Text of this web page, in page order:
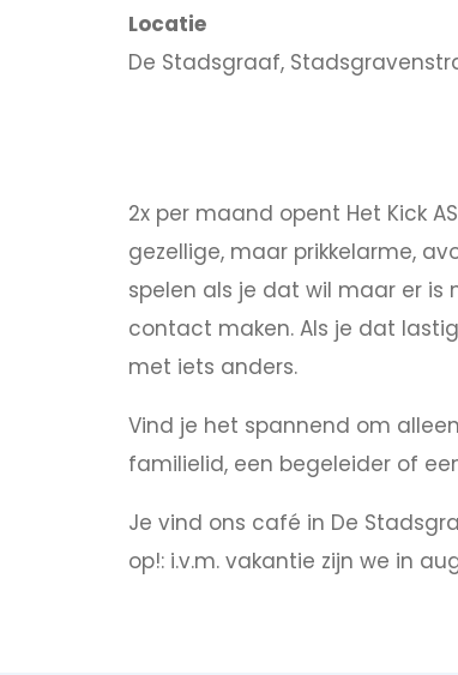
Locatie
De Stadsgraaf,
2x per maand opent Het Kick
gezellige, maar prikkelarme,
spelen als je dat wil maar er is
contact maken. Als je dat
met iets anders.
Vind je het spannend om
familielid, een begeleider of
Je vind ons café in De
op!: i.v.m. vakantie zijn we in